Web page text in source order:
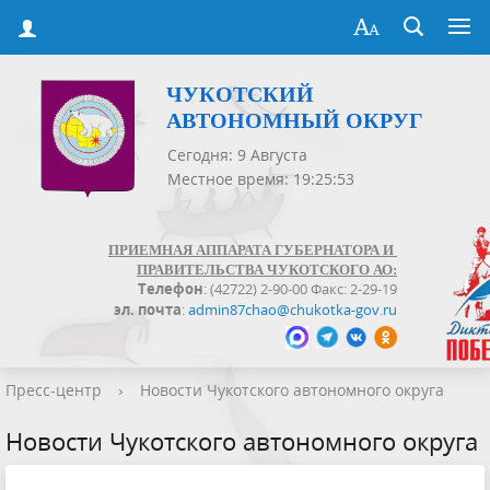
ЧУКОТСКИЙ
АВТОНОМНЫЙ ОКРУГ
Сегодня: 9 Августа
Местное время: 19:25:54
ПРИЕМНАЯ АППАРАТА ГУБЕРНАТОРА И
ПРАВИТЕЛЬСТВА ЧУКОТСКОГО АО:
Телефон: (42722) 2-90-00 Факс: 2-29-19
эл. почта:admin87chao@chukotka-gov.ru
Пресс-центр › Новости Чукотского автономного округа
Новости Чукотского автономного округа